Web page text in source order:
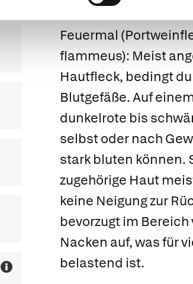
Feuermal
flammeus): Meist
Hautfleck, bedingt
Blutgefäße. Auf
dunkelrote bis
selbst oder nach
stark bluten können.
zugehörige Haut
keine Neigung zur
bevorzugt im
Nacken auf, was für
belastend ist.